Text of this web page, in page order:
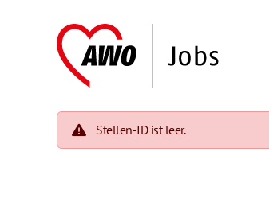
Stellen-ID ist leer.